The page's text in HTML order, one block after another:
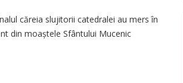
căreia slujitorii catedralei au mers în
din moaștele Sfântului Mucenic